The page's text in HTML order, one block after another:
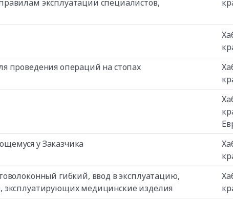
эксплуатации специалистов,
проведения операций на стопах
у Заказчика
гибкий, ввод в эксплуатацию,
эксплуатирующих медицинские изделия